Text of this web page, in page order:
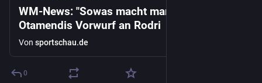
WM-News: "Sowas macht man nicht" -
Otamendis Vorwurf an Rodri
Von sportschau.de
0